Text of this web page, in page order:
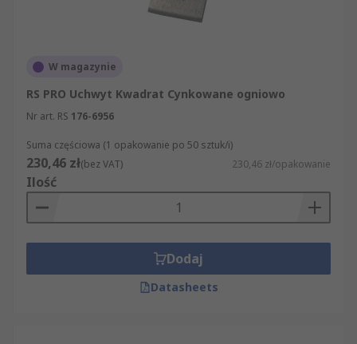
W magazynie
RS PRO Uchwyt Kwadrat Cynkowane ogniowo
Nr art. RS 176-6956
Suma częściowa (1 opakowanie po 50 sztuk/i)
230,46 zł(bez VAT) 230,46 zł/opakowanie
Ilość
Dodaj
Datasheets